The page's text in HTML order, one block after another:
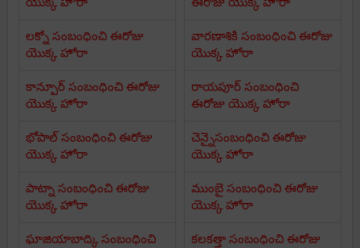
లక్నో సంబంధించి ఈరోజు
యొక్క హోరా
కాన్పూర్ సంబంధించి ఈరోజు
యొక్క హోరా
భోపాల్ సంబంధించి ఈరోజు
యొక్క హోరా
పాట్నా సంబంధించి ఈరోజు
యొక్క హోరా
ఘాజియాబాద్కి సంబంధించి
వారణాశికి సంబంధించి ఈరోజు
యొక్క హోరా
రాయపూర్ సంబంధించి
ఈరోజు యొక్క హోరా
చెన్నైసంబంధించి ఈరోజు
యొక్క హోరా
ముంబై సంబంధించి ఈరోజు
యొక్క హోరా
కలకత్తా సంబంధించి ఈరోజు